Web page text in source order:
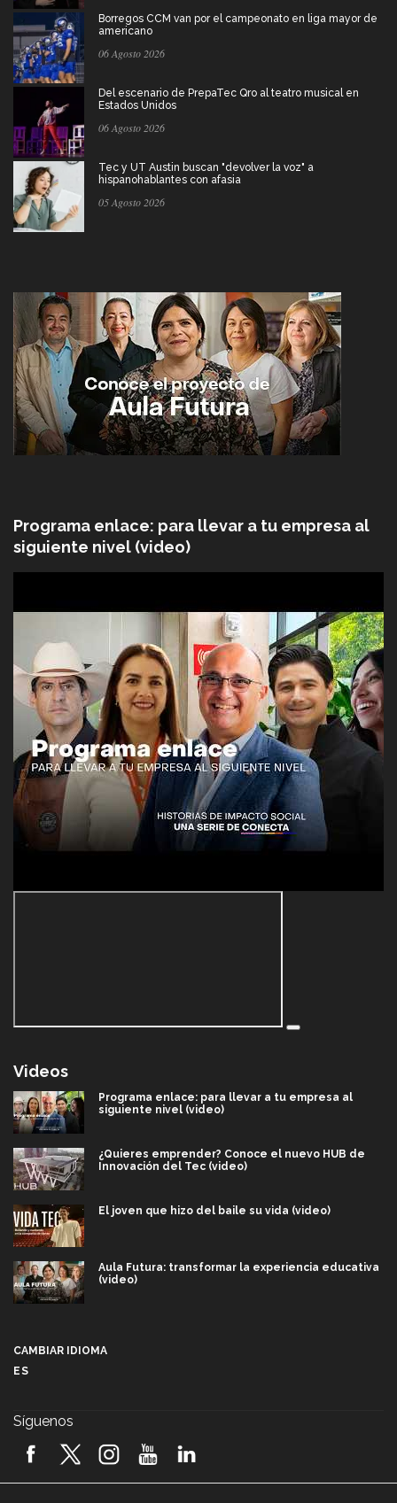
Borregos CCM van por el campeonato en liga mayor de
americano
06 Agosto 2026
Del escenario de PrepaTec Qro al teatro musical en
Estados Unidos
06 Agosto 2026
Tec y UT Austin buscan "devolver la voz" a
hispanohablantes con afasia
05 Agosto 2026
Programa enlace: para llevar a tu empresa al
siguiente nivel (video)
Videos
Programa enlace: para llevar a tu empresa al
siguiente nivel (video)
¿Quieres emprender? Conoce el nuevo HUB de
Innovación del Tec (video)
El joven que hizo del baile su vida (video)
Aula Futura: transformar la experiencia educativa
(video)
2026! (video)
CAMBIAR IDIOMA
ES
Síguenos